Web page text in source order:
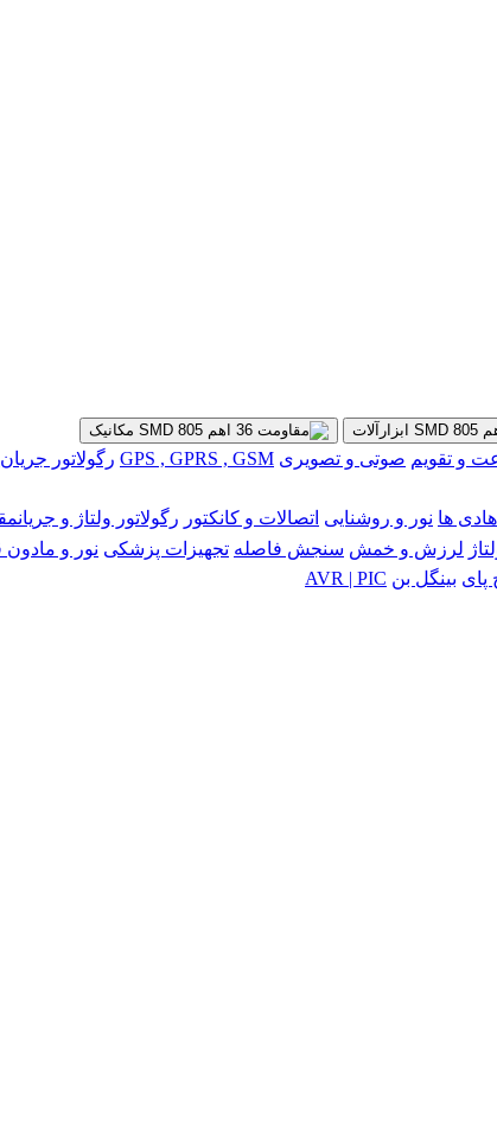
ابزارآلات مکانیک
و تقویم صوتی و تصویری GPS , GPRS , GSM رگولاتور جریان
ها نور و روشنایی اتصالات و کانکتور رگولاتور ولتاژ و جریان
لرزش و خمش سنجش فاصله تجهیزات پزشکی نور و مادون
پای بینگل بن AVR | PIC